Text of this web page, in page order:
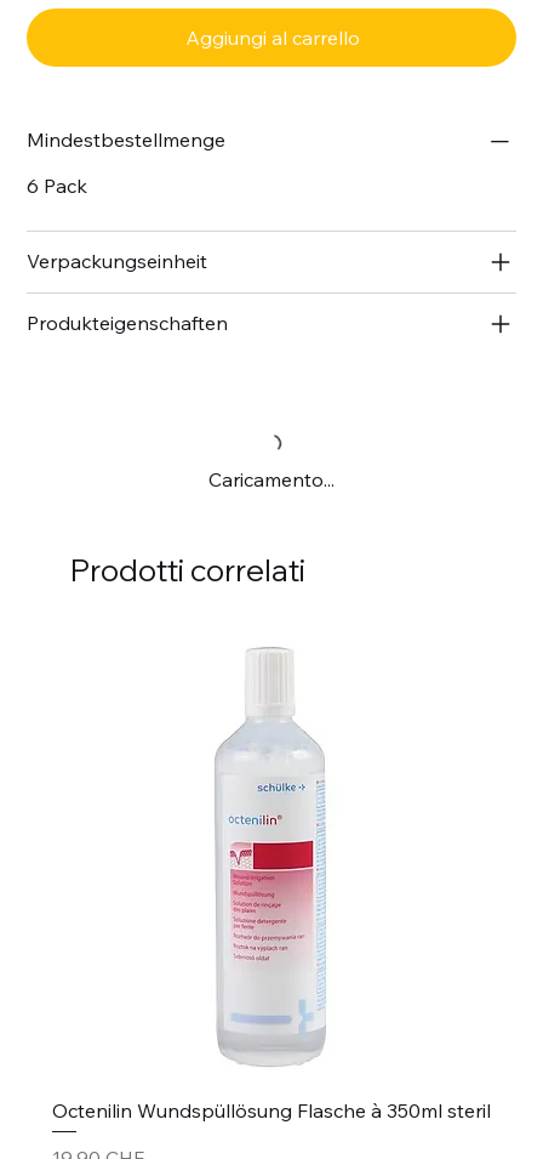
Aggiungi al carrello
Mindestbestellmenge
6 Pack
Verpackungseinheit
Produkteigenschaften
Caricamento...
Prodotti correlati
Octenilin Wundspüllösung Flasche à 350ml steril